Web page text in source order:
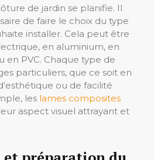
de jardin se planifie. Il
de faire le choix du type
installer. Cela peut être
en aluminium, en
en PVC. Chaque type de
particuliers, que ce soit en
ou de facilité
les lames composites
aspect visuel attrayant et